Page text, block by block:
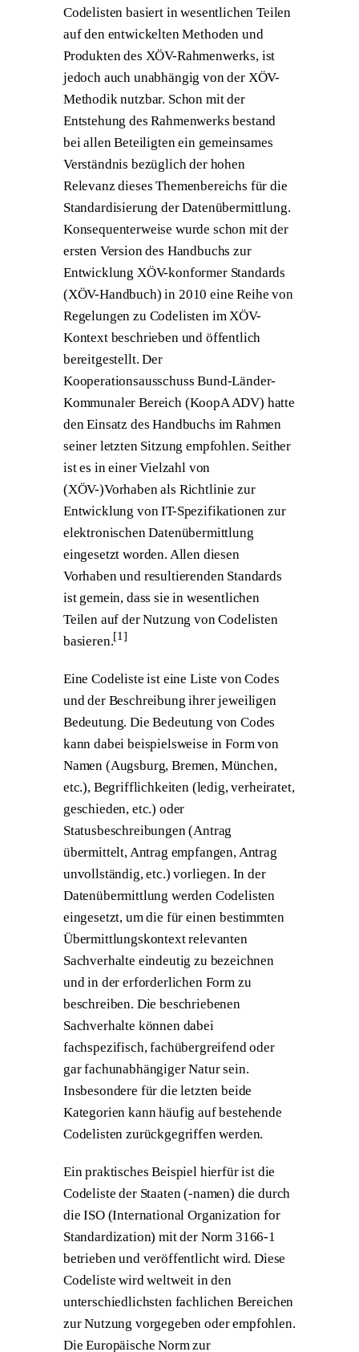
Codelisten basiert in wesentlichen Teilen
auf den entwickelten Methoden und
Produkten des XÖV-Rahmenwerks, ist
jedoch auch unabhängig von der XÖV-
Methodik nutzbar. Schon mit der
Entstehung des Rahmenwerks bestand
bei allen Beteiligten ein gemeinsames
Verständnis bezüglich der hohen
Relevanz dieses Themenbereichs für die
Standardisierung der Datenübermittlung.
Konsequenterweise wurde schon mit der
ersten Version des Handbuchs zur
Entwicklung XÖV-konformer Standards
(XÖV-Handbuch) in 2010 eine Reihe von
Regelungen zu Codelisten im XÖV-
Kontext beschrieben und öffentlich
bereitgestellt. Der
Kooperationsausschuss Bund-Länder-
Kommunaler Bereich (KoopA ADV) hatte
den Einsatz des Handbuchs im Rahmen
seiner letzten Sitzung empfohlen. Seither
ist es in einer Vielzahl von
(XÖV-)Vorhaben als Richtlinie zur
Entwicklung von IT-Spezifikationen zur
elektronischen Datenübermittlung
eingesetzt worden. Allen diesen
Vorhaben und resultierenden Standards
ist gemein, dass sie in wesentlichen
Teilen auf der Nutzung von Codelisten
basieren.[1]
Eine Codeliste ist eine Liste von Codes
und der Beschreibung ihrer jeweiligen
Bedeutung. Die Bedeutung von Codes
kann dabei beispielsweise in Form von
Namen (Augsburg, Bremen, München,
etc.), Begrifflichkeiten (ledig, verheiratet,
geschieden, etc.) oder
Statusbeschreibungen (Antrag
übermittelt, Antrag empfangen, Antrag
unvollständig, etc.) vorliegen. In der
Datenübermittlung werden Codelisten
eingesetzt, um die für einen bestimmten
Übermittlungskontext relevanten
Sachverhalte eindeutig zu bezeichnen
und in der erforderlichen Form zu
beschreiben. Die beschriebenen
Sachverhalte können dabei
fachspezifisch, fachübergreifend oder
gar fachunabhängiger Natur sein.
Insbesondere für die letzten beide
Kategorien kann häufig auf bestehende
Codelisten zurückgegriffen werden.
Ein praktisches Beispiel hierfür ist die
Codeliste der Staaten (-namen) die durch
die ISO (International Organization for
Standardization) mit der Norm 3166-1
betrieben und veröffentlicht wird. Diese
Codeliste wird weltweit in den
unterschiedlichsten fachlichen Bereichen
zur Nutzung vorgegeben oder empfohlen.
Die Europäische Norm zur